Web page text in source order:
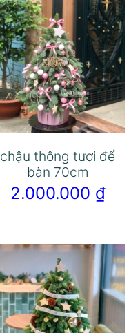
chậu thông tươi để
bàn 70cm
2.000.000 ₫